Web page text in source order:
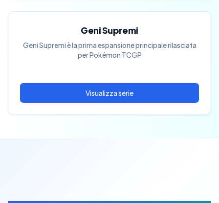
Geni Supremi
Geni Supremi è la prima espansione principale rilasciata
per Pokémon TCGP